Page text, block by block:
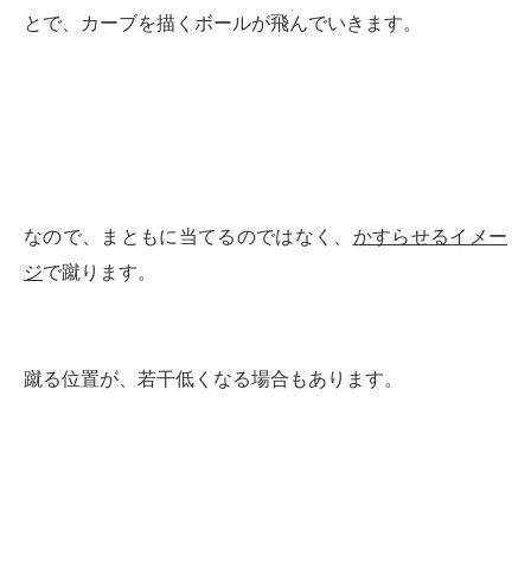
とで、カーブを描くボールが飛んでいきます。
なので、まともに当てるのではなく、 かすらせるイメー
ジで蹴ります。
蹴る位置が、若干低くなる場合もあります。